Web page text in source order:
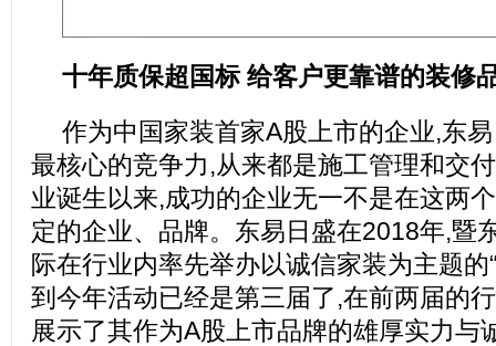
十年质保超国标 给客户更靠谱的装修
作为中国家装首家A股上市的企业,东
最核心的竞争力,从来都是施工管理和交
业诞生以来,成功的企业无一不是在这两
定的企业、品牌。东易日盛在2018年,暨
际在行业内率先举办以诚信家装为主题的
到今年活动已经是第三届了,在前两届的
展示了其作为A股上市品牌的雄厚实力与